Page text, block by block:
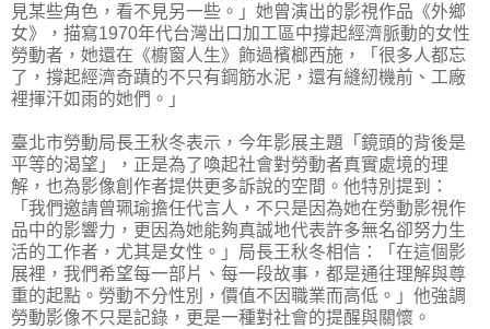
見某些角色，看不見另一些。」她曾演出的影視作品《外鄉
女》，描寫1970年代台灣出口加工區中撐起經濟脈動的女性
勞動者，她還在《櫥窗人生》飾過檳榔西施，「很多人都忘
了，撐起經濟奇蹟的不只有鋼筋水泥，還有縫紉機前、工廠
裡揮汗如雨的她們。」
臺北市勞動局長王秋冬表示，今年影展主題「鏡頭的背後是
平等的渴望」，正是為了喚起社會對勞動者真實處境的理
解，也為影像創作者提供更多訴說的空間。他特別提到：
「我們邀請曾珮瑜擔任代言人，不只是因為她在勞動影視作
品中的影響力，更因為她能夠真誠地代表許多無名卻努力生
活的工作者，尤其是女性。」局長王秋冬相信：「在這個影
展裡，我們希望每一部片、每一段故事，都是通往理解與尊
重的起點。勞動不分性別，價值不因職業而高低。」他強調
勞動影像不只是記錄，更是一種對社會的提醒與關懷。